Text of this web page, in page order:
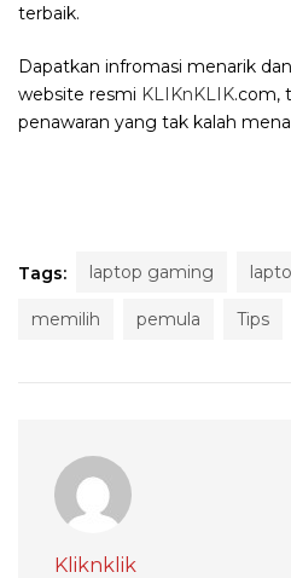
terbaik.
Dapatkan infromasi menarik
website resmi KLIKnKLIK.com,
penawaran yang tak kalah
Tags: laptop gaming
memilih pemula Tips
Kliknklik